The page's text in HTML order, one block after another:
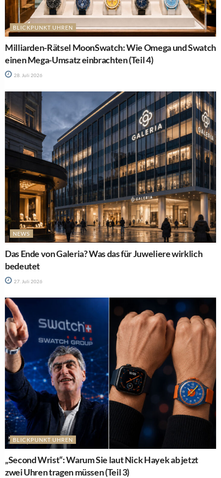
BLICKPUNKT UHREN
Milliarden-Rätsel MoonSwatch: Wie Omega und Swatch
einen Mega-Umsatz einbrachten (Teil 4)
28. Juli 2026
NEWS
Das Ende von Galeria? Was das für Juweliere wirklich
bedeutet
27. Juli 2026
BLICKPUNKT UHREN
„Second Wrist“: Warum Sie laut Nick Hayek ab jetzt
zwei Uhren tragen müssen (Teil 3)